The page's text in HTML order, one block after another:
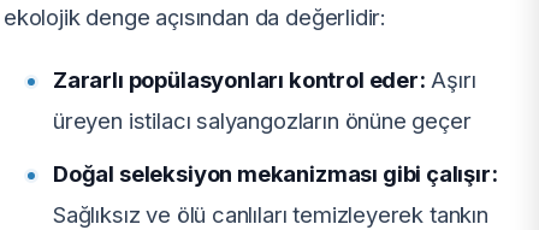
ekolojik denge açısından da değerlidir:
Zararlı popülasyonları kontrol eder: Aşırı
üreyen istilacı salyangozların önüne geçer
Doğal seleksiyon mekanizması gibi çalışır:
Sağlıksız ve ölü canlıları temizleyerek tankın